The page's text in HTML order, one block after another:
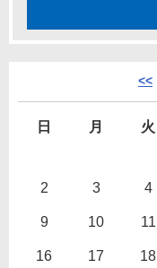
<<
日 月 火
2 3 4
9 10 11
16 17 18